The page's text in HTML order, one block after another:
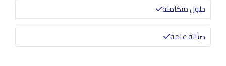
حلول متكاملة
صيانة عامة